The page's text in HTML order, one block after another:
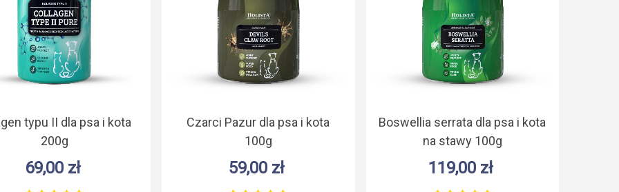
typu II dla psa i kota
200g
69,00 zł
Czarci Pazur dla psa i kota
100g
59,00 zł
Boswellia serrata dla psa i kota
na stawy 100g
119,00 zł